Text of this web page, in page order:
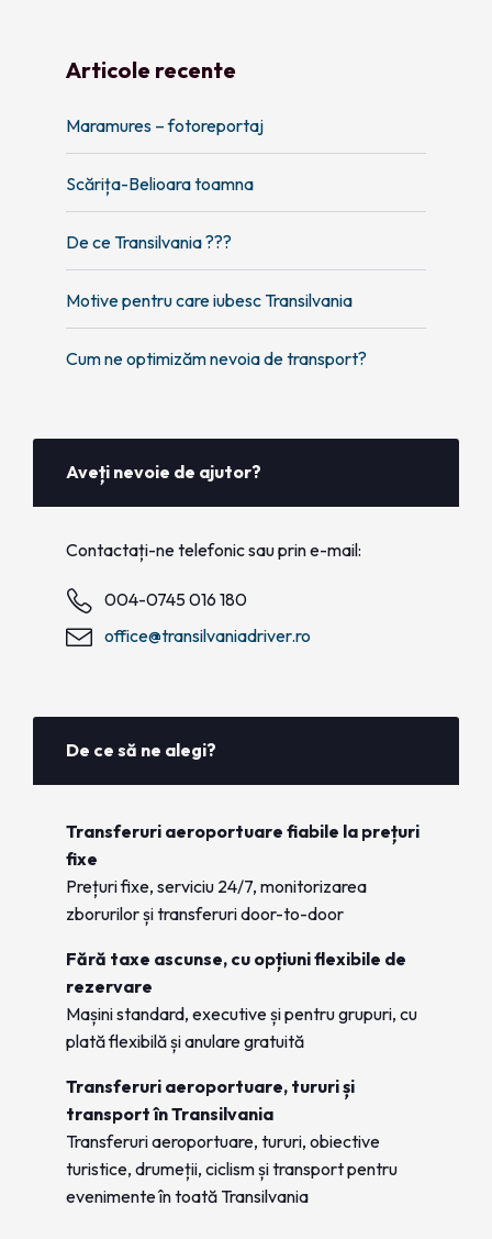
Articole recente
Maramures – fotoreportaj
Scărița-Belioara toamna
De ce Transilvania ???
Motive pentru care iubesc Transilvania
Cum ne optimizăm nevoia de transport?
Aveți nevoie de ajutor?
Contactați-ne telefonic sau prin e-mail:
004-0745 016 180
office@transilvaniadriver.ro
De ce să ne alegi?
Transferuri aeroportuare fiabile la prețuri
fixe
Prețuri fixe, serviciu 24/7, monitorizarea
zborurilor și transferuri door-to-door
Fără taxe ascunse, cu opțiuni flexibile de
rezervare
Mașini standard, executive și pentru grupuri, cu
plată flexibilă și anulare gratuită
Transferuri aeroportuare, tururi și
transport în Transilvania
Transferuri aeroportuare, tururi, obiective
turistice, drumeții, ciclism și transport pentru
evenimente în toată Transilvania